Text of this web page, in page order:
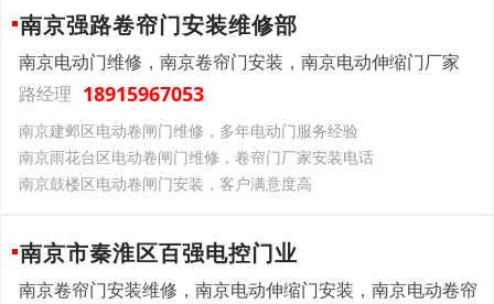
南京强路卷帘门安装维修部
南京电动门维修，南京卷帘门安装，南京电动伸缩门厂家
路经理 18915967053
南京建邺区电动卷闸门维修，多年电动门服务经验
南京雨花台区电动卷闸门维修，卷帘门厂家安装电话
南京鼓楼区电动卷闸门安装，客户满意度高
南京市秦淮区百强电控门业
南京卷帘门安装维修，南京电动伸缩门安装，南京电动卷帘